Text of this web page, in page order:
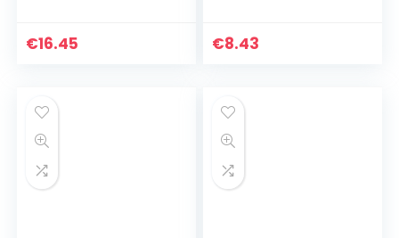
€16.45
hardcover
€8.43